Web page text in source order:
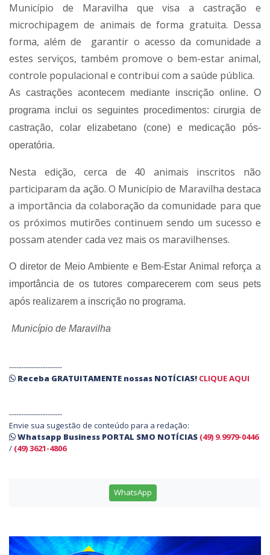
Município de Maravilha que visa a castração e
microchipagem de animais de forma gratuita. Dessa
forma, além de garantir o acesso da comunidade a
estes serviços, também promove o bem-estar animal,
controle populacional e contribui com a saúde pública.
As castrações acontecem mediante inscrição online. O
programa inclui os seguintes procedimentos: cirurgia de
castração, colar elizabetano (cone) e medicação pós-
operatória.
Nesta edição, cerca de 40 animais inscritos não
participaram da ação. O Município de Maravilha destaca
a importância da colaboração da comunidade para que
os próximos mutirões continuem sendo um sucesso e
possam atender cada vez mais os maravilhenses.
O diretor de Meio Ambiente e Bem-Estar Animal reforça a
importância de os tutores comparecerem com seus pets
após realizarem a inscrição no programa.
Município de Maravilha
----------------------
Receba GRATUITAMENTE nossas NOTÍCIAS! CLIQUE AQUI
----------------------
Envie sua sugestão de conteúdo para a redação:
Whatsapp Business PORTAL SMO NOTÍCIAS (49) 9.9979-0446
/ (49) 3621-4806
WhatsApp